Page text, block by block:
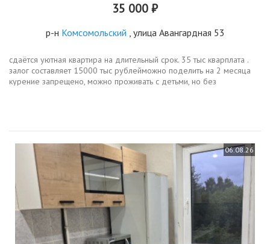
35 000 ₽
р-н Комсомольский , улица Авангардная 53
сдаётся уютная квартира на длительный срок. 35 тыс кварплата .
залог составляет 15000 тыс рублейможно поделить на 2 месяца
курение запрещено, можно проживать с детьми, но без
06.08.26